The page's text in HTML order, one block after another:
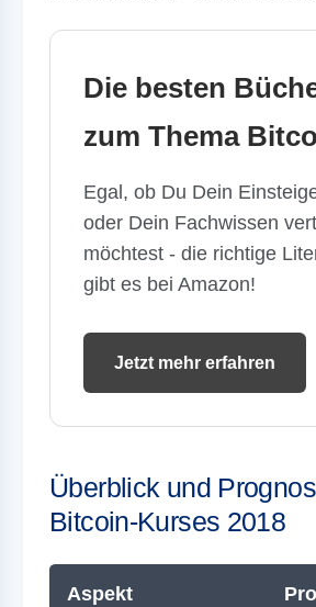
Die besten
zum Thema
Egal, ob Du Dein
oder Dein Fachwissen
möchtest - die richtige
gibt es bei Amazon!
Jetzt mehr erfahren
Überblick und
Bitcoin-Kurses 2018
Aspekt Pro